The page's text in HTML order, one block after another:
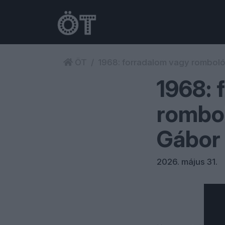
1968:
2026. május 31.